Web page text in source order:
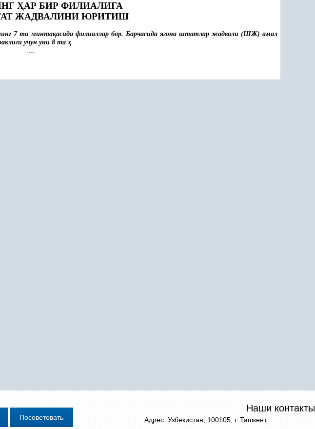
ҲАР БИР ФИЛИАЛИГА
ЖАДВАЛИНИ ЮРИТИШ
7 та минтақасида филиаллар бор. Барчасида ягона штатлар жадвали (ШЖ) амал
учун уни 8 та ҳ
Наши контакты
Адрес: Узбекистан, 100105, г. Ташкент,